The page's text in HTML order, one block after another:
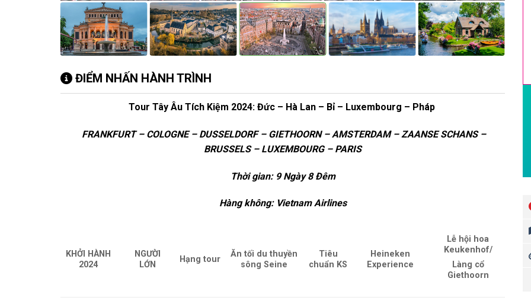
ĐIỂM NHẤN HÀNH TRÌNH
Tour Tây Âu Tích Kiệm 2024: Đức – Hà Lan – Bỉ – Luxembourg – Pháp
FRANKFURT – COLOGNE – DUSSELDORF – GIETHOORN – AMSTERDAM – ZAANSE SCHANS –
BRUSSELS – LUXEMBOURG – PARIS
Thời gian: 9 Ngày 8 Đêm
Hàng không: Vietnam Airlines
KHỞI HÀNH
2024
NGƯỜI
LỚN
Hạng tour
Ăn tối du thuyền
sông Seine
Tiêu
chuẩn KS
Heineken
Experience
Lễ hội hoa
Keukenhof/
Làng cổ
Giethoorn